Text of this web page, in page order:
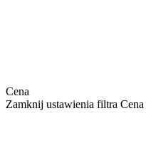
Cena
Zamknij ustawienia filtra Cena